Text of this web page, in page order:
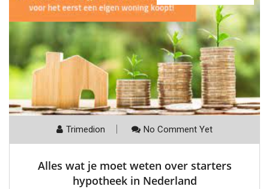
Trimedion No Comment Yet
Alles wat je moet weten over starters
hypotheek in Nederland